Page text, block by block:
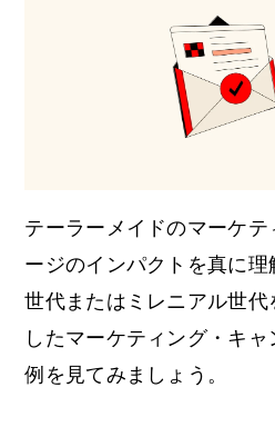
テーラーメイドのマーケテ
ージのインパクトを真に
世代またはミレニアル世代
したマーケティング・キ
例を見てみましょう。